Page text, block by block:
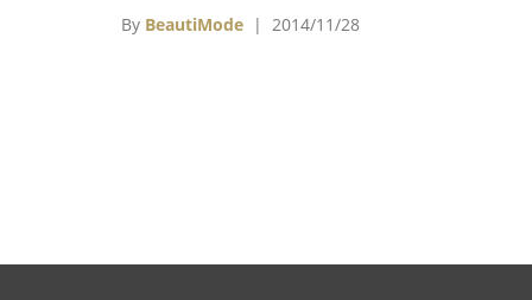
台，相當令人期待。而這位現年29歲的清秀
By BeautiMode | 2014/11/28